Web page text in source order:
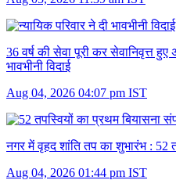
36 वर्ष की सेवा पूरी कर सेवानिवृत्त
भावभीनी विदाई
Aug 04, 2026 04:07 pm IST
नगर में वृहद शांति तप का शुभारंभ : 52
Aug 04, 2026 01:44 pm IST